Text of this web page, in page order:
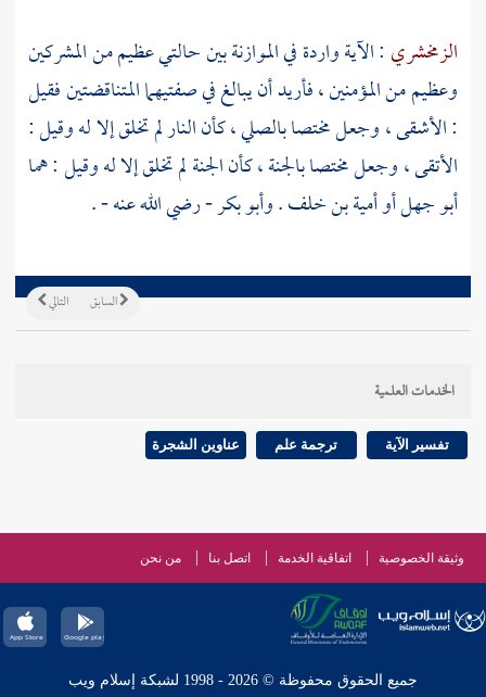
الزمخشري : الآية واردة في الموازنة بين حالتي عظيم من المشركين
وعظيم من المؤمنين ، فأريد أن يبالغ في صفتيهما المتناقضتين فقيل
: الأشقى ، وجعل مختصا بالصلي ، كأن النار لم تخلق إلا له وقيل :
الأتقى ، وجعل مختصا بالجنة ، كأن الجنة لم تخلق إلا له وقيل : هما
أبو جهلأوأمية بن خلف.وأبو بكر- رضي الله عنه - .
التالي السابق
الخدمات العلمية
تفسير الآية ترجمة علم عناوين الشجرة
وثيقة الخصوصية اتفاقية الخدمة اتصل بنا من نحن
جميع الحقوق محفوظة © 2026 - 1998 لشبكة إسلام ويب